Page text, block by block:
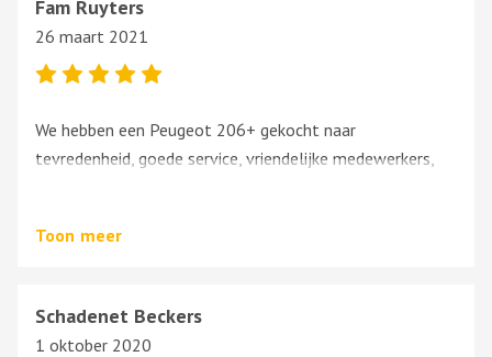
Fam Ruyters
26 maart 2021
We hebben een Peugeot 206+ gekocht naar
tevredenheid, goede service, vriendelijke medewerkers,
Toon meer
Schadenet Beckers
1 oktober 2020